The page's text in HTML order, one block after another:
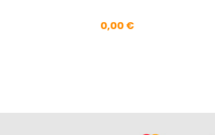
Precio
0,00 €